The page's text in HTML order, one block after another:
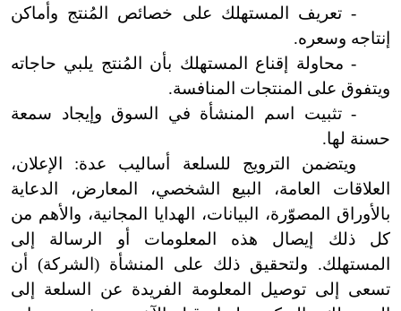
- تعريف المستهلك على خصائص المُنتج وأماكن
إنتاجه وسعره.
- محاولة إقناع المستهلك بأن المُنتج يلبي حاجاته
ويتفوق على المنتجات المنافسة.
- تثبيت اسم المنشأة في السوق وإيجاد سمعة
حسنة لها.
ويتضمن الترويج للسلعة أساليب عدة: الإعلان،
العلاقات العامة، البيع الشخصي، المعارض، الدعاية
بالأوراق المصوّرة، البيانات، الهدايا المجانية، والأهم من
كل ذلك إيصال هذه المعلومات أو الرسالة إلى
المستهلك. ولتحقيق ذلك على المنشأة (الشركة) أن
تسعى إلى توصيل المعلومة الفريدة عن السلعة إلى